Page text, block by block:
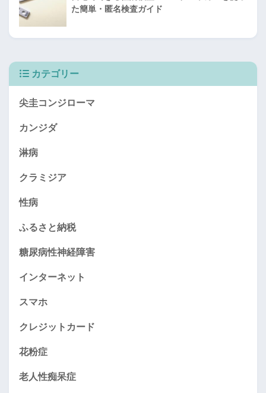
た簡単・匿名検査ガイド
カテゴリー
尖圭コンジローマ
カンジダ
淋病
クラミジア
性病
ふるさと納税
糖尿病性神経障害
インターネット
スマホ
クレジットカード
花粉症
老人性痴呆症